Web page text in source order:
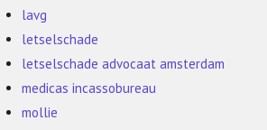
lavg
letselschade
letselschade advocaat amsterdam
medicas incassobureau
mollie